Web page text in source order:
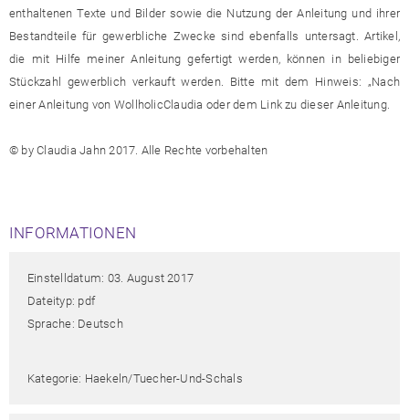
enthaltenen Texte und Bilder sowie die Nutzung der Anleitung und ihrer
Bestandteile für gewerbliche Zwecke sind ebenfalls untersagt. Artikel,
die mit Hilfe meiner Anleitung gefertigt werden, können in beliebiger
Stückzahl gewerblich verkauft werden. Bitte mit dem Hinweis: „Nach
einer Anleitung von WollholicClaudia oder dem Link zu dieser Anleitung.
© by Claudia Jahn 2017. Alle Rechte vorbehalten
INFORMATIONEN
Einstelldatum: 03. August 2017
Dateityp: pdf
Sprache: Deutsch
Kategorie: Haekeln/tuecher-Und-Schals